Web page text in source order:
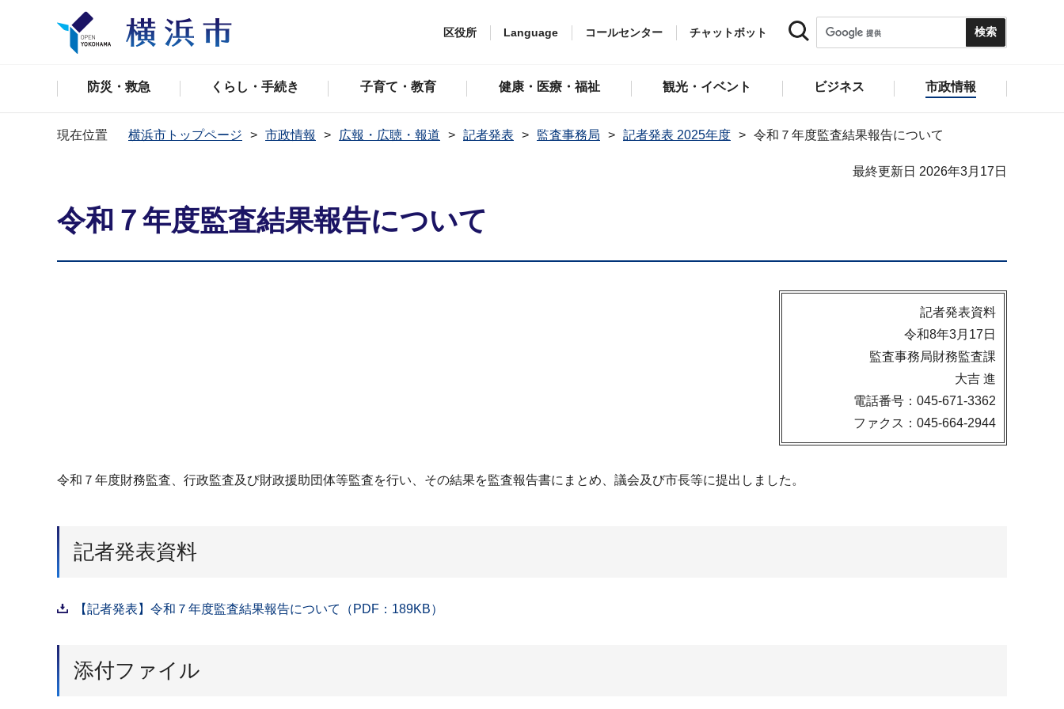
区役所 Language コールセンター チャットボット
防災・救急 くらし・手続き 子育て・教育 健康・医療・福祉 観光・イベント ビジネス 市政情報
現在位置 横浜市トップページ 市政情報 広報・広聴・報道 記者発表 監査事務局 記者発表 2025年度 令和７年度監査結果報告について
最終更新日 2026年3月17日
令和７年度監査結果報告について
記者発表資料
令和8年3月17日
監査事務局財務監査課
大吉 進
電話番号：045-671-3362
ファクス：045-664-2944
令和７年度財務監査、行政監査及び財政援助団体等監査を行い、その結果を監査報告書にまとめ、議会及び市長等に提出しました。
記者発表資料
【記者発表】令和７年度監査結果報告について（PDF：189KB）
添付ファイル